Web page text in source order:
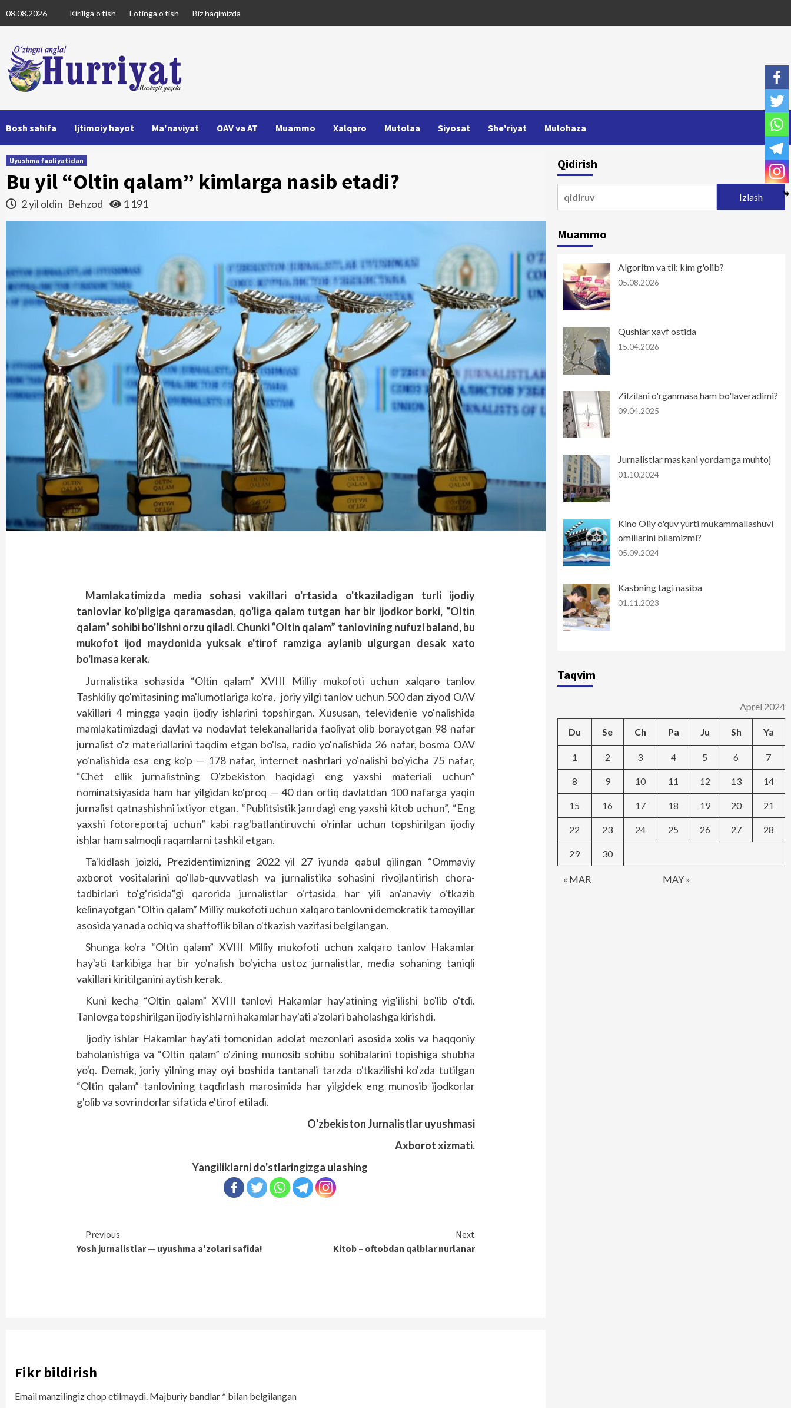
to
08.08.2026 Kirillga o'tish Lotinga o'tish Biz haqimizda
Bosh sahifa Ijtimoiy hayot Ma'naviyat OAV va AT Muammo Xalqaro Mutolaa Siyosat She'riyat Mulohaza
Uyushma faoliyatidan
Bu yil “Oltin qalam” kimlarga nasib etadi?
2 yil oldin Behzod 1 191
Mamlakatimizda media sohasi vakillari o'rtasida o'tkaziladigan turli ijodiy
tanlovlar ko'pligiga qaramasdan, qo'liga qalam tutgan har bir ijodkor borki, “Oltin
qalam” sohibi bo'lishni orzu qiladi. Chunki “Oltin qalam” tanlovining nufuzi baland, bu
mukofot ijod maydonida yuksak e'tirof ramziga aylanib ulgurgan desak xato
bo'lmasa kerak.
Jurnalistika sohasida “Oltin qalam” XVIII Milliy mukofoti uchun xalqaro tanlov
Tashkiliy qo'mitasining ma'lumotlariga ko'ra, joriy yilgi tanlov uchun 500 dan ziyod OAV
vakillari 4 mingga yaqin ijodiy ishlarini topshirgan. Xususan, televidenie yo'nalishida
mamlakatimizdagi davlat va nodavlat telekanallarida faoliyat olib borayotgan 98 nafar
jurnalist o'z materiallarini taqdim etgan bo'lsa, radio yo'nalishida 26 nafar, bosma OAV
yo'nalishida esa eng ko'p — 178 nafar, internet nashrlari yo'nalishi bo'yicha 75 nafar,
“Chet ellik jurnalistning O'zbekiston haqidagi eng yaxshi materiali uchun”
nominatsiyasida ham har yilgidan ko'proq — 40 dan ortiq davlatdan 100 nafarga yaqin
jurnalist qatnashishni ixtiyor etgan. “Publitsistik janrdagi eng yaxshi kitob uchun”, “Eng
yaxshi fotoreportaj uchun” kabi rag'batlantiruvchi o'rinlar uchun topshirilgan ijodiy
ishlar ham salmoqli raqamlarni tashkil etgan.
Ta'kidlash joizki, Prezidentimizning 2022 yil 27 iyunda qabul qilingan “Ommaviy
axborot vositalarini qo'llab-quvvatlash va jurnalistika sohasini rivojlantirish chora-
tadbirlari to'g'risida”gi qarorida jurnalistlar o'rtasida har yili an'anaviy o'tkazib
kelinayotgan “Oltin qalam” Milliy mukofoti uchun xalqaro tanlovni demokratik tamoyillar
asosida yanada ochiq va shaffoflik bilan o'tkazish vazifasi belgilangan.
Shunga ko'ra “Oltin qalam” XVIII Milliy mukofoti uchun xalqaro tanlov Hakamlar
hay'ati tarkibiga har bir yo'nalish bo'yicha ustoz jurnalistlar, media sohaning taniqli
vakillari kiritilganini aytish kerak.
Kuni kecha “Oltin qalam” XVIII tanlovi Hakamlar hay'atining yig'ilishi bo'lib o'tdi.
Tanlovga topshirilgan ijodiy ishlarni hakamlar hay'ati a'zolari baholashga kirishdi.
Ijodiy ishlar Hakamlar hay'ati tomonidan adolat mezonlari asosida xolis va haqqoniy
baholanishiga va “Oltin qalam” o'zining munosib sohibu sohibalarini topishiga shubha
yo'q. Demak, joriy yilning may oyi boshida tantanali tarzda o'tkazilishi ko'zda tutilgan
“Oltin qalam” tanlovining taqdirlash marosimida har yilgidek eng munosib ijodkorlar
g'olib va sovrindorlar sifatida e'tirof etiladi.
O'zbekiston Jurnalistlar uyushmasi
Axborot xizmati.
Yangiliklarni do'stlaringizga ulashing
Continue
Reading
Previous
Yosh jurnalistlar — uyushma a'zolari safida!
Next
Kitob – oftobdan qalblar nurlanar
Fikr bildirish
Email manzilingiz chop etilmaydi. Majburiy bandlar* bilan belgilangan
Qidirish
Muammo
Algoritm va til: kim g'olib?
05.08.2026
Qushlar xavf ostida
15.04.2026
Zilzilani o'rganmasa ham bo'laveradimi?
09.04.2025
Jurnalistlar maskani yordamga muhtoj
01.10.2024
Kino Oliy o'quv yurti mukammallashuvi
omillarini bilamizmi?
05.09.2024
Kasbning tagi nasiba
01.11.2023
Taqvim
Aprel 2024
Du Se Ch Pa Ju Sh Ya
« MAR MAY »
1 2 3 4 5 6 7
8 9 10 11 12 13 14
15 16 17 18 19 20 21
22 23 24 25 26 27 28
29 30